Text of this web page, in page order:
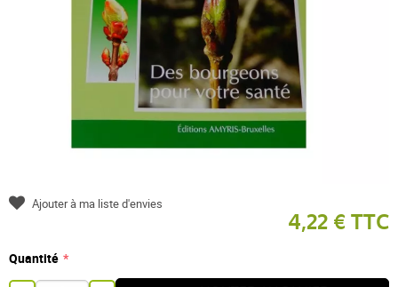
4,22 € TTC
Quantité
Ajouter à ma liste d'envies